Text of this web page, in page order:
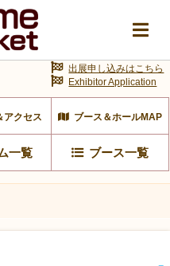
アクセス ブース＆ホールMAP
一覧 ブース一覧
出展申し込みはこちら
Exhibitor Application